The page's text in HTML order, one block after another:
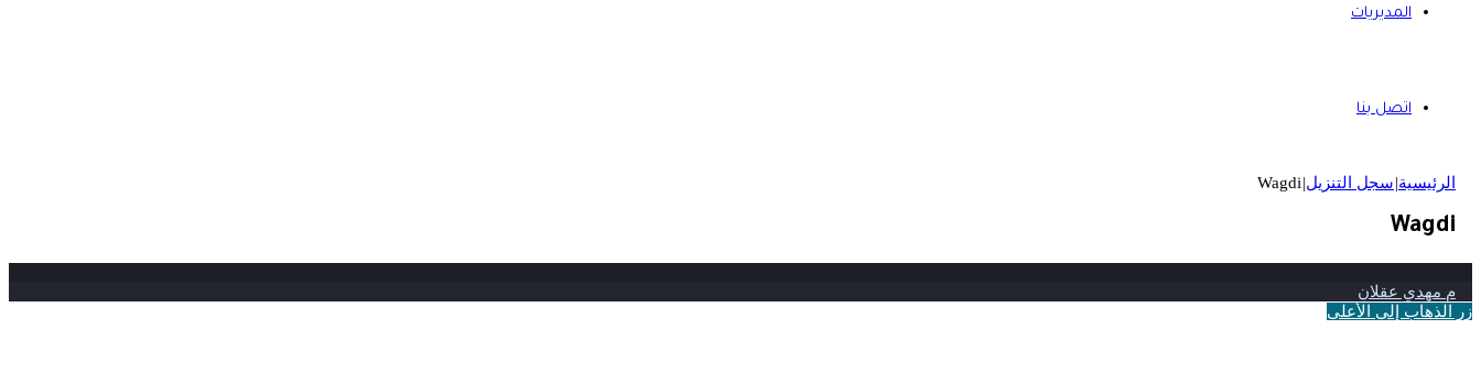
المديريات
اتصل بنا
الرئيسية|سجل التنزيل|
Wagdi
Wagdi
م مهدي عقلان
زر الذهاب إلى الأعلى